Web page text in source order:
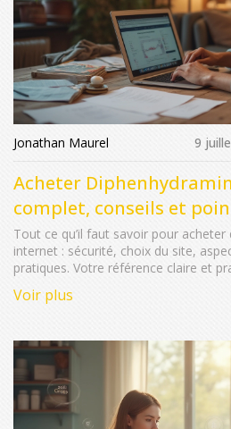
Jonathan Maurel 9
Acheter
complet, conseils et
connaître
Tout ce qu’il faut savoir pour
internet : sécurité, choix du site,
pratiques. Votre référence claire et
Voir plus